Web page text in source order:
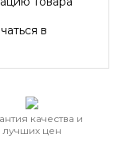
в
качества и
лучших цен